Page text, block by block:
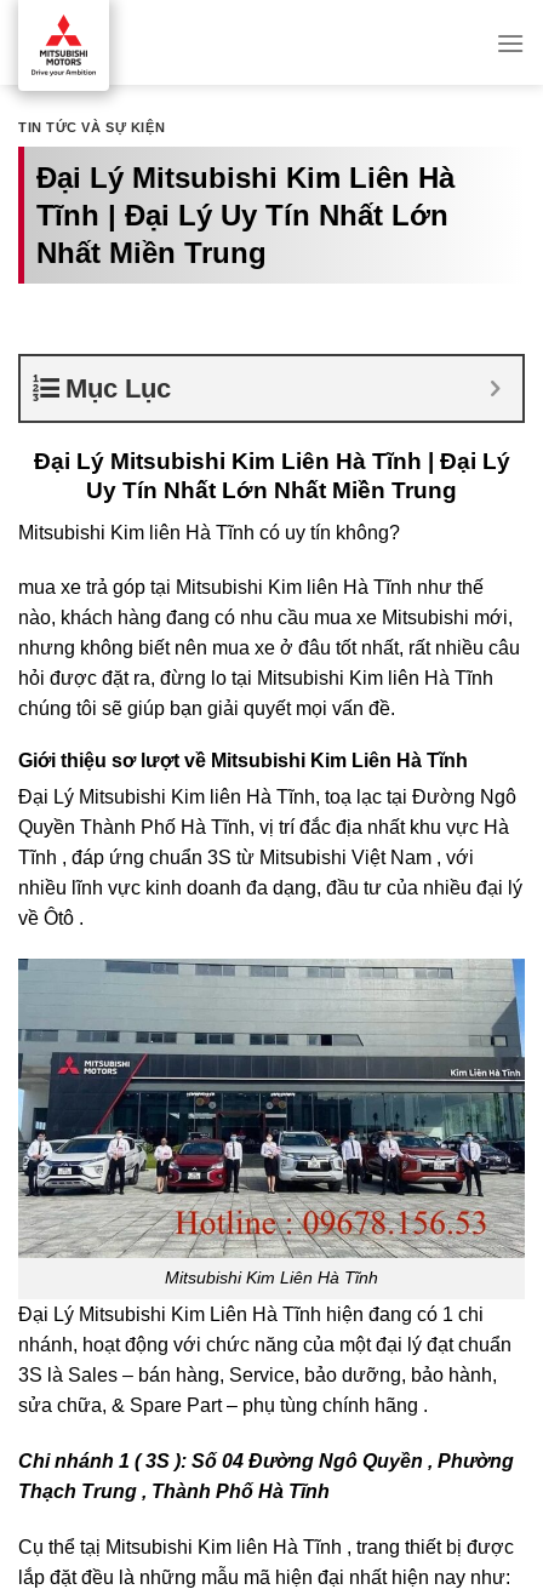
content
TIN TỨC VÀ SỰ KIỆN
Đại Lý Mitsubishi Kim Liên Hà
Tĩnh | Đại Lý Uy Tín Nhất Lớn
Nhất Miền Trung
Mục Lục
Đại Lý Mitsubishi Kim Liên Hà Tĩnh | Đại Lý
Uy Tín Nhất Lớn Nhất Miền Trung
Mitsubishi Kim liên Hà Tĩnh có uy tín không?
mua xe trả góp tại Mitsubishi Kim liên Hà Tĩnh như thế
nào, khách hàng đang có nhu cầu mua xe Mitsubishi mới,
nhưng không biết nên mua xe ở đâu tốt nhất, rất nhiều câu
hỏi được đặt ra, đừng lo tại Mitsubishi Kim liên Hà Tĩnh
chúng tôi sẽ giúp bạn giải quyết mọi vấn đề.
Giới thiệu sơ lượt về Mitsubishi Kim Liên Hà Tĩnh
Đại Lý Mitsubishi Kim liên Hà Tĩnh, toạ lạc tại Đường Ngô
Quyền Thành Phố Hà Tĩnh, vị trí đắc địa nhất khu vực Hà
Tĩnh , đáp ứng chuẩn 3S từ Mitsubishi Việt Nam , với
nhiều lĩnh vực kinh doanh đa dạng, đầu tư của nhiều đại lý
về Ôtô .
Mitsubishi Kim Liên Hà Tĩnh
Đại Lý Mitsubishi Kim Liên Hà Tĩnh hiện đang có 1 chi
nhánh, hoạt động với chức năng của một đại lý đạt chuẩn
3S là Sales – bán hàng, Service, bảo dưỡng, bảo hành,
sửa chữa, & Spare Part – phụ tùng chính hãng .
Chi nhánh 1 ( 3S ): Số 04 Đường Ngô Quyền , Phường
Thạch Trung , Thành Phố Hà Tĩnh
Cụ thể tạị Mitsubishi Kim liên Hà Tĩnh , trang thiết bị được
lắp đặt đều là những mẫu mã hiện đại nhất hiện nay như: